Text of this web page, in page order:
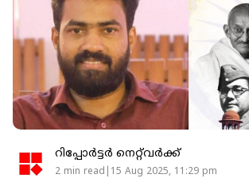
റിപ്പോർട്ടർ നെറ്റ്‌വര്‍ക്ക്‌
2 min read|15 Aug 2025, 11:29 pm